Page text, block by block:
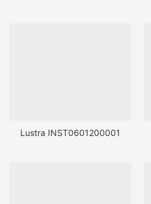
Lustra INST0601200001